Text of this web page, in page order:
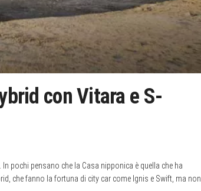
con Vitara e S-
pochi pensano che la Casa nipponica è quella che ha
che fanno la fortuna di city car come Ignis e Swift, ma non